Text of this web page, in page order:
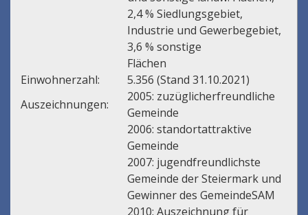
2,4 % Siedlungsgebiet,
Industrie und Gewerbegebiet,
3,6 % sonstige
Flächen
Einwohnerzahl:
5.356 (Stand 31.10.2021)
Auszeichnungen:
2005: zuzüglicherfreundliche
Gemeinde
2006: standortattraktive
Gemeinde
2007: jugendfreundlichste
Gemeinde der Steiermark und
Gewinner des GemeindeSAM
2010: Auszeichnung für